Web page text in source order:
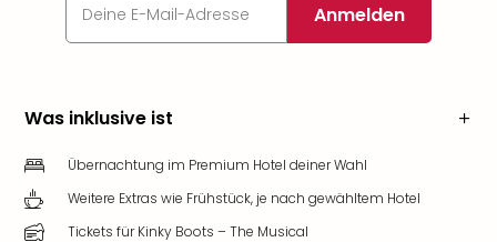
Anmelden
Was inklusive ist
Übernachtung im Premium Hotel deiner Wahl
Weitere Extras wie Frühstück, je nach gewähltem Hotel
Tickets für Kinky Boots – The Musical